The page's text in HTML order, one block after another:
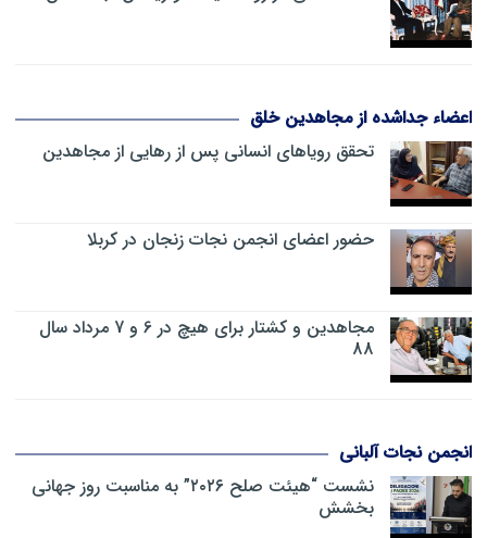
اعضاء جداشده از مجاهدین خلق
تحقق رویاهای انسانی پس از رهایی از مجاهدین
حضور اعضای انجمن نجات زنجان در کربلا
مجاهدین و کشتار برای هیچ در 6 و 7 مرداد سال
88
انجمن نجات آلبانی
نشست “هیئت صلح ۲۰۲۶” به مناسبت روز جهانی
بخشش